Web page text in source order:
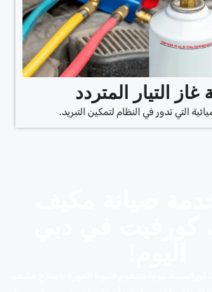
غاز التيار المتردد
التي تدور في النظام لتمكين التبريد.